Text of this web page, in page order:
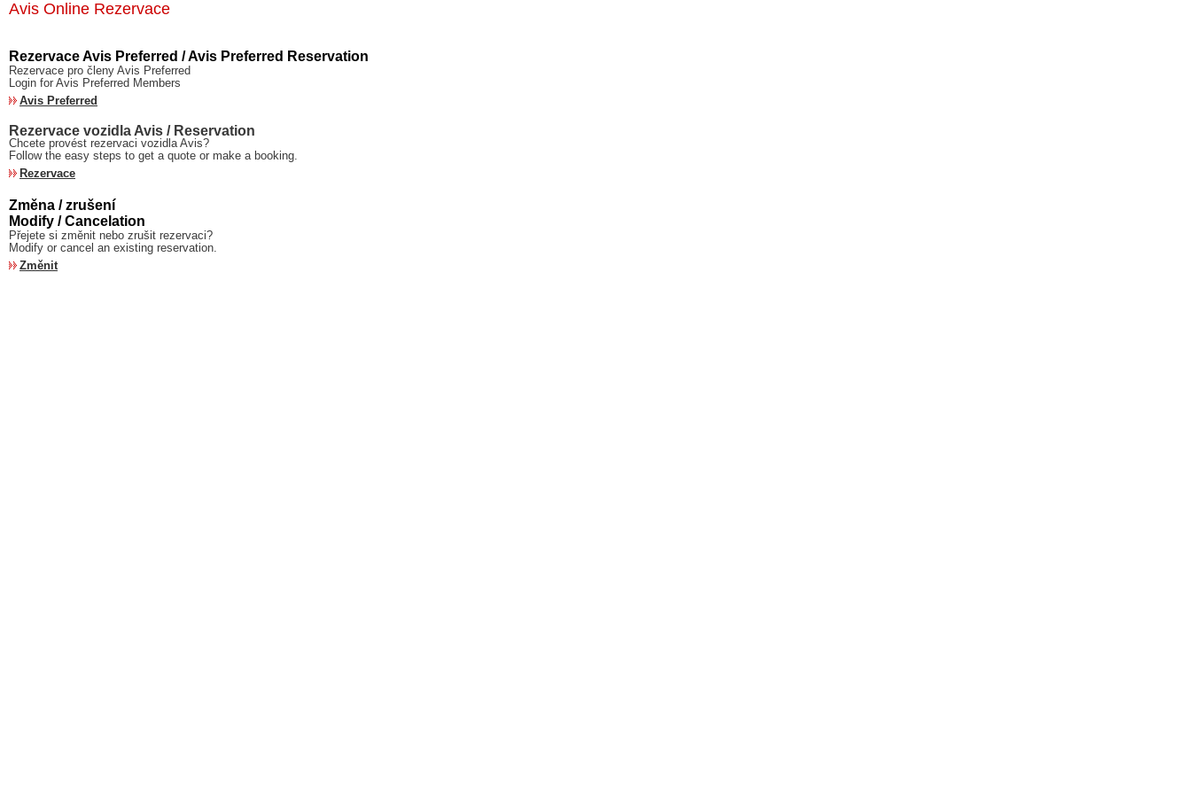
Avis Online Rezervace
Rezervace Avis Preferred / Avis Preferred Reservation
Rezervace pro členy Avis Preferred
Login for Avis Preferred Members
Avis Preferred
Rezervace vozidla Avis / Reservation
Chcete provést rezervaci vozidla Avis?
Follow the easy steps to get a quote or make a booking.
Rezervace
Změna / zrušení
Modify / Cancelation
Přejete si změnit nebo zrušit rezervaci?
Modify or cancel an existing reservation.
Změnit